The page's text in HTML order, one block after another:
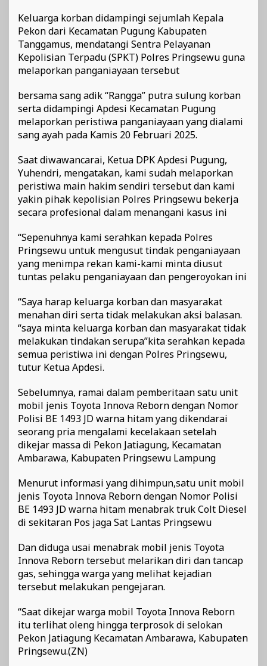
Keluarga korban didampingi sejumlah Kepala
Pekon dari Kecamatan Pugung Kabupaten
Tanggamus, mendatangi Sentra Pelayanan
Kepolisian Terpadu (SPKT) Polres Pringsewu guna
melaporkan panganiayaan tersebut
bersama sang adik “Rangga” putra sulung korban
serta didampingi Apdesi Kecamatan Pugung
melaporkan peristiwa panganiayaan yang dialami
sang ayah pada Kamis 20 Februari 2025.
Saat diwawancarai, Ketua DPK Apdesi Pugung,
Yuhendri, mengatakan, kami sudah melaporkan
peristiwa main hakim sendiri tersebut dan kami
yakin pihak kepolisian Polres Pringsewu bekerja
secara profesional dalam menangani kasus ini
“Sepenuhnya kami serahkan kepada Polres
Pringsewu untuk mengusut tindak penganiayaan
yang menimpa rekan kami-kami minta diusut
tuntas pelaku penganiayaan dan pengeroyokan ini
“Saya harap keluarga korban dan masyarakat
menahan diri serta tidak melakukan aksi balasan.
“saya minta keluarga korban dan masyarakat tidak
melakukan tindakan serupa”kita serahkan kepada
semua peristiwa ini dengan Polres Pringsewu,
tutur Ketua Apdesi.
Sebelumnya, ramai dalam pemberitaan satu unit
mobil jenis Toyota Innova Reborn dengan Nomor
Polisi BE 1493 JD warna hitam yang dikendarai
seorang pria mengalami kecelakaan setelah
dikejar massa di Pekon Jatiagung, Kecamatan
Ambarawa, Kabupaten Pringsewu Lampung
Menurut informasi yang dihimpun,satu unit mobil
jenis Toyota Innova Reborn dengan Nomor Polisi
BE 1493 JD warna hitam menabrak truk Colt Diesel
di sekitaran Pos jaga Sat Lantas Pringsewu
Dan diduga usai menabrak mobil jenis Toyota
Innova Reborn tersebut melarikan diri dan tancap
gas, sehingga warga yang melihat kejadian
tersebut melakukan pengejaran.
“Saat dikejar warga mobil Toyota Innova Reborn
itu terlihat oleng hingga terprosok di selokan
Pekon Jatiagung Kecamatan Ambarawa, Kabupaten
Pringsewu.(ZN)